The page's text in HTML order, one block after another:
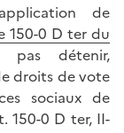
de
150-0 D ter du
détenir,
droits de vote
sociaux de
150-0 D ter, II-